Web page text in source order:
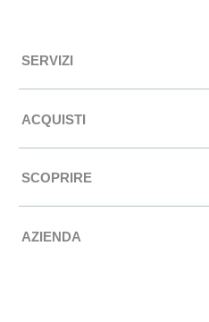
SERVIZI
ACQUISTI
SCOPRIRE
AZIENDA